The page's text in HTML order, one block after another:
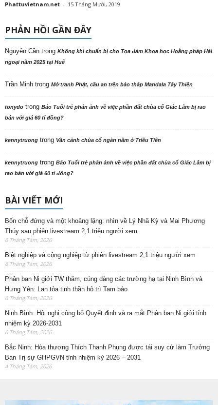
Phattuvietnam.net - 15 Tháng Mười, 2019
PHẢN HỒI GẦN ĐÂY
Nguyên Cần trong Không khí chuẩn bị cho Tọa đàm Khoa học Hoằng pháp Hải
ngoại năm 2025 tại Huế
Trần Minh trong Mở tranh Phật, cầu an trên bảo tháp Mandala Tây Thiên
tonydo trong Báo Tuổi trẻ phản ảnh về việc phần đất chùa cổ Giác Lâm bị rao
bán với giá 60 tỉ đồng?
kennytruong trong Vãn cảnh chùa cổ ngàn năm ở Triều Tiên
kennytruong trong Báo Tuổi trẻ phản ảnh về việc phần đất chùa cổ Giác Lâm bị
rao bán với giá 60 tỉ đồng?
BÀI VIẾT MỚI
Bốn chỗ đứng và một khoảng lặng: nhìn về Lý Nhã Kỳ và Mai Phương
Thúy sau phiên livestream 2,1 triệu người xem
6 Tháng Tám, 2026
Biệt nghiệp và cộng nghiệp từ phiên livestream 2,1 triệu người xem
6 Tháng Tám, 2026
Phân ban Ni giới TW thăm, cúng dàng các trường hạ tại Ninh Bình và
Hưng Yên: Lan tỏa tinh thần hộ trì Tam bảo
6 Tháng Tám, 2026
Ninh Bình: Hội nghị công bố Quyết định và ra mắt Phân ban Ni giới tỉnh
nhiệm kỳ 2026-2031
6 Tháng Tám, 2026
Bắc Ninh: Hòa thượng Thích Thanh Phụng được tái suy cử làm Trưởng
Ban Trị sự GHPGVN tỉnh nhiệm kỳ 2026 – 2031
4 Tháng Tám, 2026